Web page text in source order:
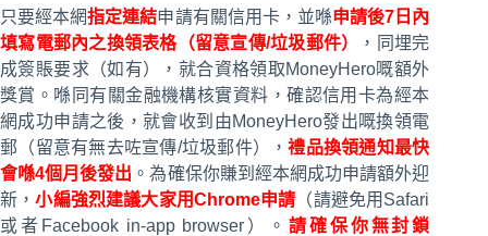
只要經本網指定連結申請有關信用卡，並喺申請後7日內
填寫電郵內之換領表格（留意宣傳/垃圾郵件）
， 同埋完
成簽賬要求（如有）， 就合資格領取MoneyHero嘅額外
獎賞。喺同有關金融機構核實資料，確認信用卡為經本
網成功申請之後，就會收到由MoneyHero發出嘅換領電
郵（留意有無去咗宣傳/垃圾郵件），禮品換領通知最快
會喺4個月後發出 。為確保你賺到經本網成功申請額外迎
新，小編強烈建議大家用Chrome申請 （請避免用Safari
或者Facebook in-app browser）。請確保你無封鎖